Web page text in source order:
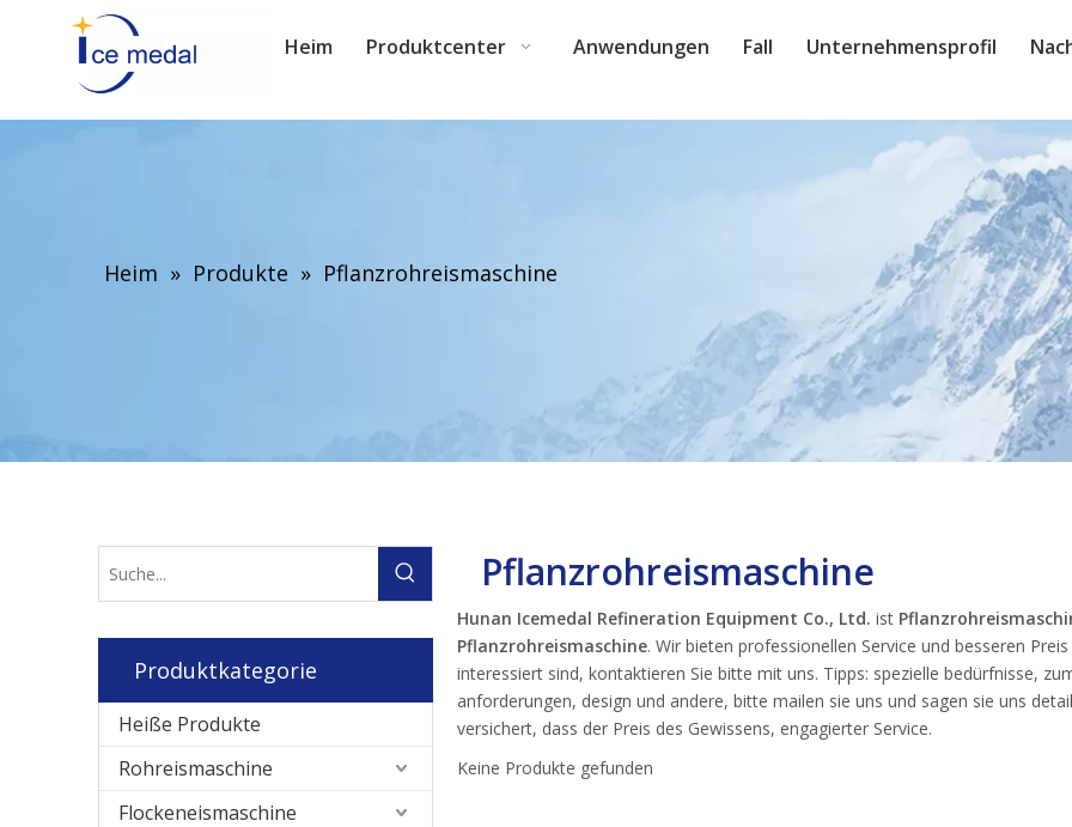
Heim Produktcenter Anwendungen Fall Unternehmensprofil
Heim » Produkte » Pflanzrohreismaschine
Produktkategorie
Heiße Produkte
Rohreismaschine
Flockeneismaschine
Pflanzrohreismaschine
Hunan Icemedal Refineration Equipment Co., Ltd. ist
Pflanzrohreismaschine. Wir bieten professionellen Service und besseren
interessiert sind, kontaktieren Sie bitte mit uns. Tipps: spezielle bedürfnisse,
anforderungen, design und andere, bitte mailen sie uns und sagen sie uns
versichert, dass der Preis des Gewissens, engagierter Service.
Keine Produkte gefunden